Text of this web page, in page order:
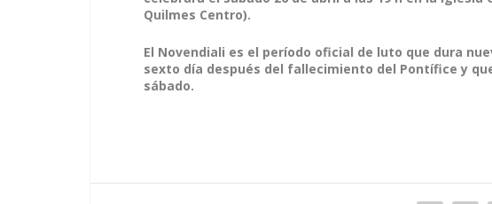
Quilmes Centro).
El Novendiali es el período oficial de luto que dura
sexto día después del fallecimiento del Pontífice y
sábado.